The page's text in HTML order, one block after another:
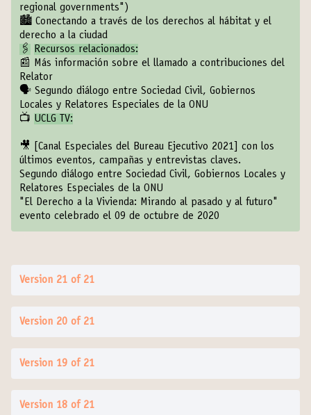
regional governments")
🏙 Conectando a través de los derechos al hábitat y el
derecho a la ciudad
🖇
Recursos relacionados:
📰
Más información sobre el llamado a contribuciones del
Relator
🗣 Segundo diálogo entre Sociedad Civil, Gobiernos
Locales y Relatores Especiales de la ONU
📺 UCLG TV:
🎥 [Canal Especiales del Bureau Ejecutivo 2021]
con los
últimos eventos, campañas y entrevistas claves.
Segundo diálogo entre Sociedad Civil, Gobiernos Locales y
Relatores Especiales de la ONU
"El Derecho a la Vivienda: Mirando al pasado y al futuro"
evento celebrado el 09 de octubre de 2020
Version 21 of 21
Version 20 of 21
Version 19 of 21
Version 18 of 21